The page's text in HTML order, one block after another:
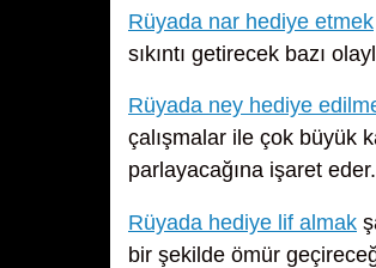
Rüyada nar hediye etmek
sıkıntı getirecek bazı
Rüyada ney hediye
çalışmalar ile çok büyük
parlayacağına işaret eder.
Rüyada hediye lif almak
bir şekilde ömür